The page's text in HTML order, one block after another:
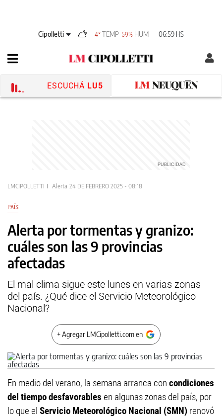
Cipolletti 4° TEMP 59% HUM 06:59 HS
ESCUCHÁ LU5
LMCIPOLLETTI Alerta 24 DE FEBRERO 2025 - 08:18
PAÍS
Alerta por tormentas y granizo:
cuáles son las 9 provincias
afectadas
El mal clima sigue este lunes en varias zonas
del país. ¿Qué dice el Servicio Meteorológico
Nacional?
+ Agregar LMCipolletti.com en
En medio del verano, la semana arranca con condiciones
del tiempo desfavorables en algunas zonas del país, por
lo que el Servicio Meteorológico Nacional (SMN) renovó